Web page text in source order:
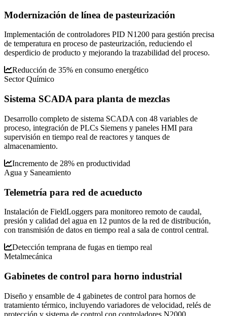
Modernización de línea de pasteurización
Implementación de controladores PID N1200 para gestión precisa
de temperatura en proceso de pasteurización, reduciendo el
desperdicio de producto y mejorando la trazabilidad del proceso.
Reducción de 35% en consumo energético
Sector Químico
Sistema SCADA para planta de mezclas
Desarrollo completo de sistema SCADA con 48 variables de
proceso, integración de PLCs Siemens y paneles HMI para
supervisión en tiempo real de reactores y tanques de
almacenamiento.
Incremento de 28% en productividad
Agua y Saneamiento
Telemetría para red de acueducto
Instalación de FieldLoggers para monitoreo remoto de caudal,
presión y calidad del agua en 12 puntos de la red de distribución,
con transmisión de datos en tiempo real a sala de control central.
Detección temprana de fugas en tiempo real
Metalmecánica
Gabinetes de control para horno industrial
Diseño y ensamble de 4 gabinetes de control para hornos de
tratamiento térmico, incluyendo variadores de velocidad, relés de
protección y sistema de control con controladores N2000.